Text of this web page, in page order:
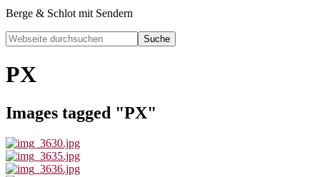
Berge & Schlot mit Sendern
Webseite
durchsuchen
Search
PX
Images tagged "PX"